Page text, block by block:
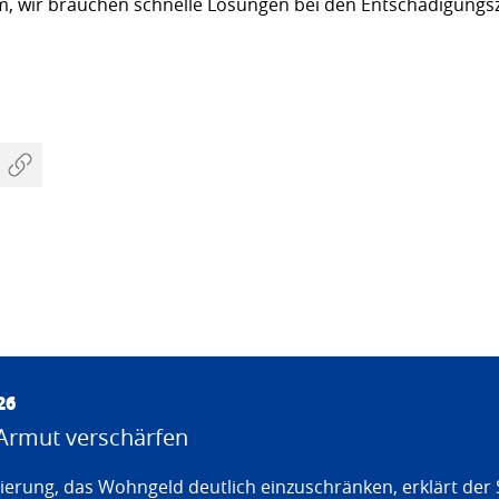
verschärfen
das Wohngeld deutlich einzuschränken, erklärt der